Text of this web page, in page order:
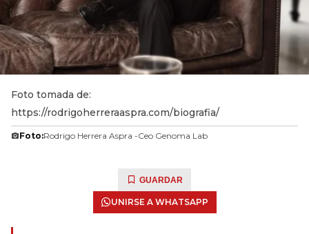
Foto tomada de:
https://rodrigoherreraaspra.com/biografia/
Foto:Rodrigo Herrera Aspra -Ceo Genoma Lab
GUARDAR
UNIRSE A WHATSAPP